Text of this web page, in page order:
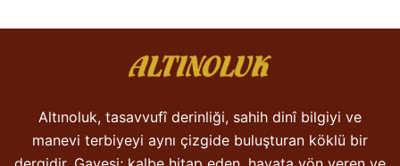
Altınoluk, tasavvufî derinliği, sahih dinî bilgiyi ve
manevi terbiyeyi aynı çizgide buluşturan köklü bir